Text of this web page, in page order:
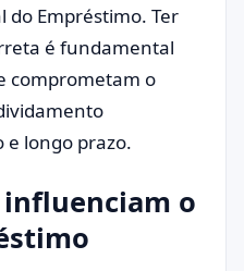
Empréstimo. Ter
é fundamental
comprometam o
e longo prazo.
o